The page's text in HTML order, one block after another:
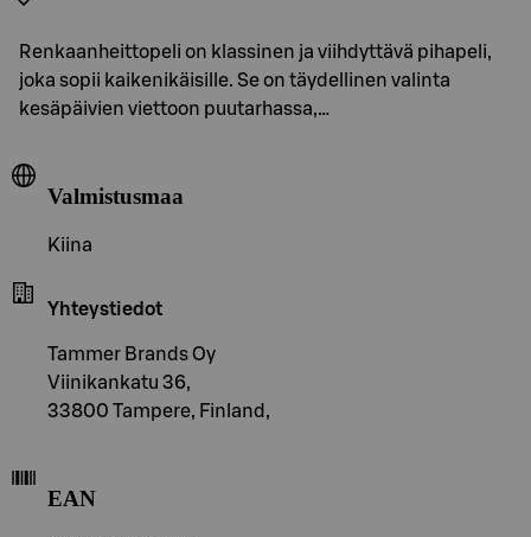
Renkaanheittopeli on klassinen ja viihdyttävä pihapeli,
joka sopii kaikenikäisille. Se on täydellinen valinta
kesäpäivien viettoon puutarhassa,…
Valmistusmaa
Kiina
Yhteystiedot
Tammer Brands Oy
Viinikankatu 36,
33800 Tampere, Finland,
EAN